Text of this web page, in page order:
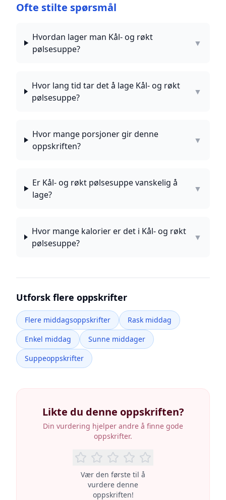
Ofte stilte spørsmål
Hvordan lager man Kål- og røkt
pølsesuppe?
▼
Hvor lang tid tar det å lage Kål- og røkt
pølsesuppe?
▼
Hvor mange porsjoner gir denne
oppskriften?
▼
Er Kål- og røkt pølsesuppe vanskelig å
lage?
▼
Hvor mange kalorier er det i Kål- og røkt
pølsesuppe?
▼
Utforsk flere oppskrifter
Flere middagsoppskrifter
Rask middag
Enkel middag
Sunne middager
Suppeoppskrifter
Likte du denne oppskriften?
Din vurdering hjelper andre å finne gode
oppskrifter.
Vær den første til å
vurdere denne
oppskriften!